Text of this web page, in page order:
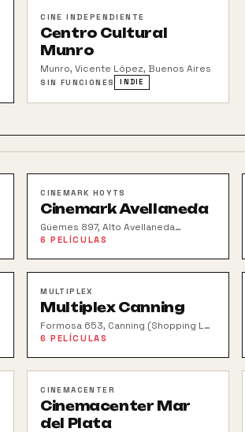
CINE INDEPENDIENTE
Centro Cultural
Munro
Munro, Vicente López, Buenos Aires
SIN FUNCIONES INDIE
CINEMARK HOYTS
Cinemark Avellaneda
Güemes 897, Alto Avellaneda
Shopping
6 PELÍCULAS
MULTIPLEX
Multiplex Canning
Formosa 653, Canning (Shopping Las
Toscas)
6 PELÍCULAS
CINEMACENTER
Cinemacenter Mar
del Plata